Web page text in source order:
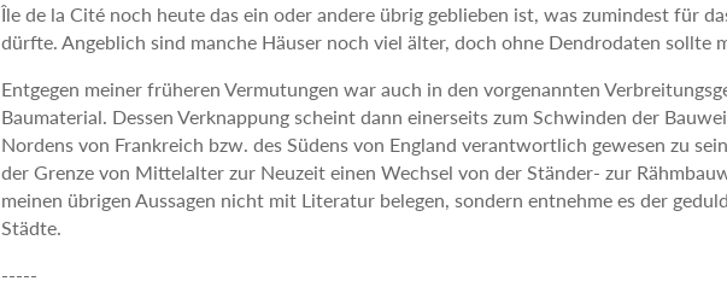
Île de la Cité noch heute das ein oder andere übrig geblieben ist, was zumindest für
dürfte. Angeblich sind manche Häuser noch viel älter, doch ohne Dendrodaten sollte
Entgegen meiner früheren Vermutungen war auch in den vorgenannten
Baumaterial. Dessen Verknappung scheint dann einerseits zum Schwinden der
Nordens von Frankreich bzw. des Südens von England verantwortlich gewesen zu
der Grenze von Mittelalter zur Neuzeit einen Wechsel von der Ständer- zur
meinen übrigen Aussagen nicht mit Literatur belegen, sondern entnehme es der
Städte.
-----